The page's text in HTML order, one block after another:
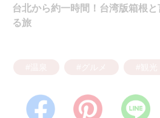
台北から約一時間！台湾版箱根
る旅